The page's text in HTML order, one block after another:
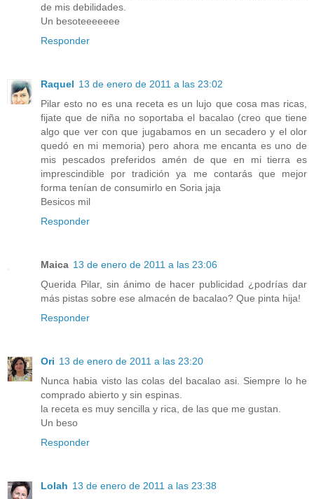
de mis debilidades.
Un besoteeeeeee
Responder
Raquel 13 de enero de 2011 a las 23:02
Pilar esto no es una receta es un lujo que cosa mas ricas,
fijate que de niña no soportaba el bacalao (creo que tiene
algo que ver con que jugabamos en un secadero y el olor
quedó en mi memoria) pero ahora me encanta es uno de
mis pescados preferidos amén de que en mi tierra es
imprescindible por tradición ya me contarás que mejor
forma tenían de consumirlo en Soria jaja
Besicos mil
Responder
Maica 13 de enero de 2011 a las 23:06
Querida Pilar, sin ánimo de hacer publicidad ¿podrías dar
más pistas sobre ese almacén de bacalao? Que pinta hija!
Responder
Ori 13 de enero de 2011 a las 23:20
Nunca habia visto las colas del bacalao asi. Siempre lo he
comprado abierto y sin espinas.
la receta es muy sencilla y rica, de las que me gustan.
Un beso
Responder
Lolah 13 de enero de 2011 a las 23:38